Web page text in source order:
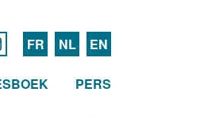
FR NL EN
PERS